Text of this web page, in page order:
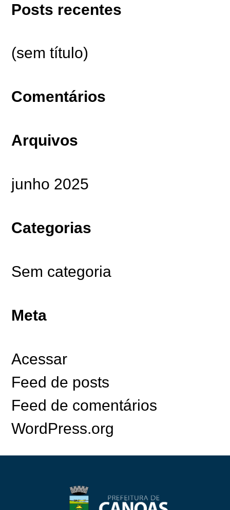
Posts recentes
(sem título)
Comentários
Arquivos
junho 2025
Categorias
Sem categoria
Meta
Acessar
Feed de posts
Feed de comentários
WordPress.org